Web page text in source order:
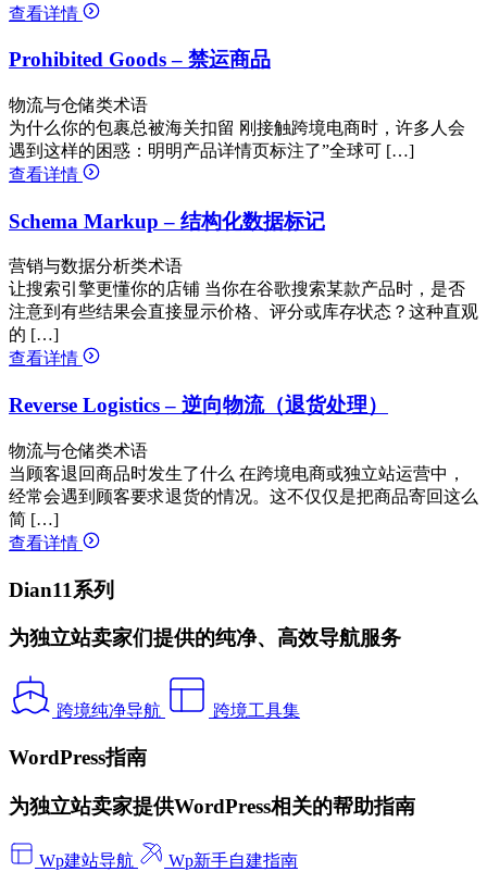
查看详情
Prohibited Goods – 禁运商品
物流与仓储类术语
为什么你的包裹总被海关扣留 刚接触跨境电商时，许多人会
遇到这样的困惑：明明产品详情页标注了”全球可 […]
查看详情
Schema Markup – 结构化数据标记
营销与数据分析类术语
让搜索引擎更懂你的店铺 当你在谷歌搜索某款产品时，是否
注意到有些结果会直接显示价格、评分或库存状态？这种直观
的 […]
查看详情
Reverse Logistics – 逆向物流（退货处理）
物流与仓储类术语
当顾客退回商品时发生了什么 在跨境电商或独立站运营中，
经常会遇到顾客要求退货的情况。这不仅仅是把商品寄回这么
简 […]
查看详情
Dian11系列
为独立站卖家们提供的纯净、高效导航服务
跨境纯净导航 跨境工具集
WordPress指南
为独立站卖家提供WordPress相关的帮助指南
Wp建站导航 Wp新手自建指南